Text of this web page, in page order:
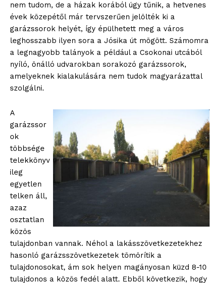
nem tudom, de a házak korából úgy tűnik, a hetvenes
évek közepétől már tervszerűen jelölték ki a
garázssorok helyét, így épülhetett meg a város
leghosszabb ilyen sora a Jósika út mögött. Számomra
a legnagyobb talányok a például a Csokonai utcából
nyíló, önálló udvarokban sorakozó garázssorok,
amelyeknek kialakulására nem tudok magyarázattal
szolgálni.
A
garázssor
ok
többsége
telekkönyv
ileg
egyetlen
telken áll,
azaz
osztatlan
közös
tulajdonban vannak. Néhol a lakásszövetkezetekhez
hasonló garázsszövetkezetek tömörítik a
tulajdonosokat, ám sok helyen magányosan küzd 8-10
tulajdonos a közös fedél alatt. Ebből következik, hogy